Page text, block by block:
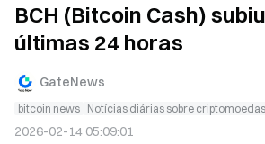
BCH (Bitcoin Cash)
últimas 24 horas
GateNews
bitcoin news Notícias diárias sobre criptomoedas
2026-02-14 05:09:01